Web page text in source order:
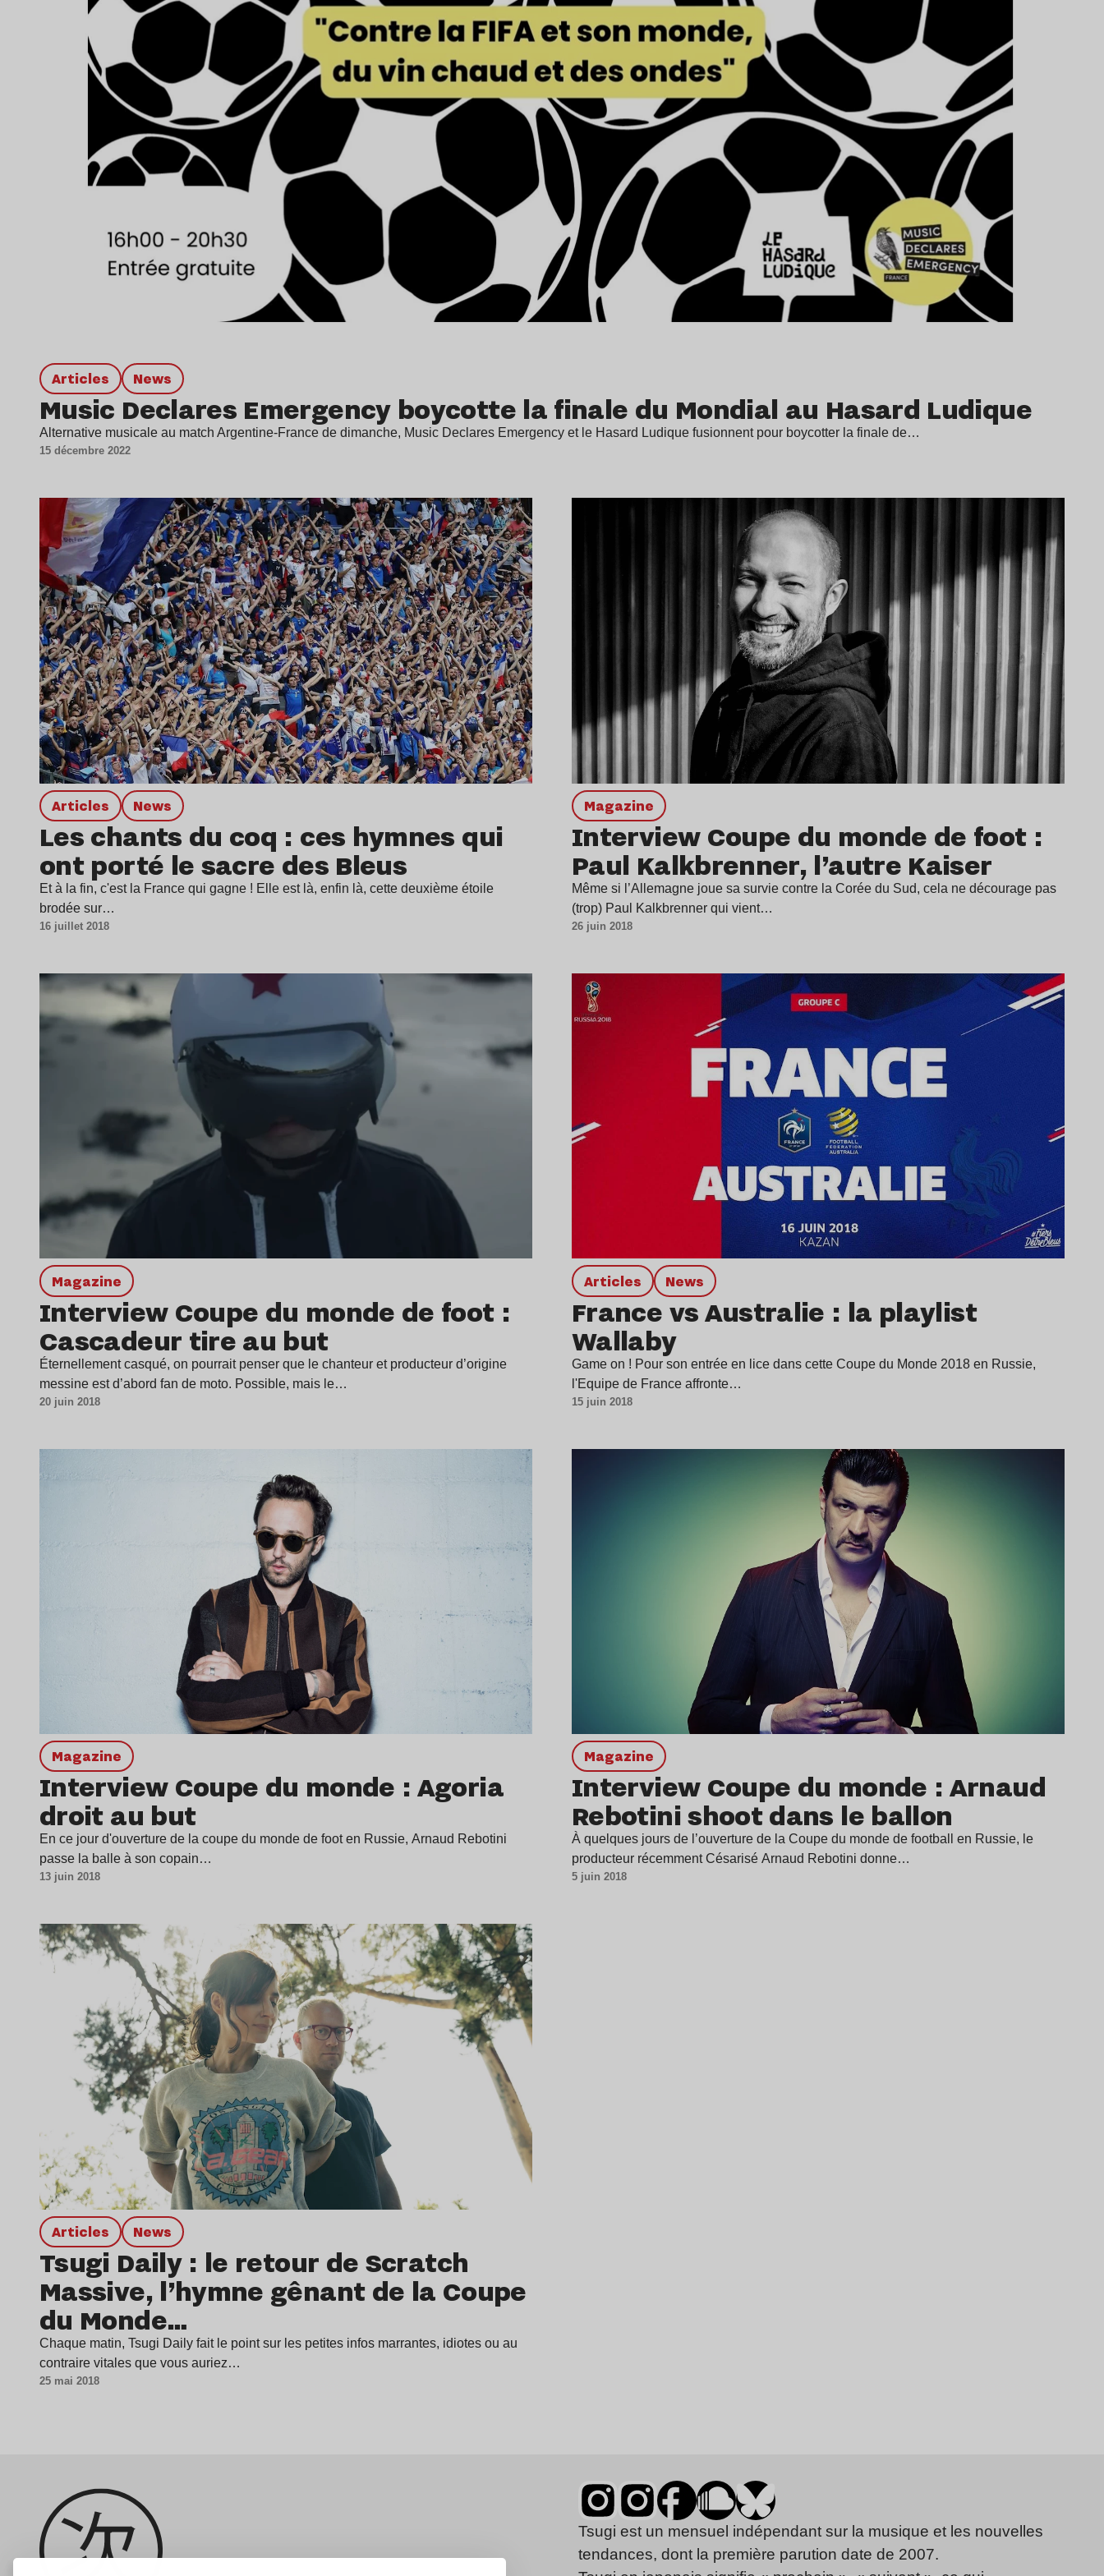
Articles news
Music Declares Emergency boycotte la finale du Mondial au Hasard Ludique
Alternative musicale au match Argentine-France de dimanche, Music Declares Emergency et le Hasard Ludique fusionnent pour boycotter la finale de…
15 décembre 2022
Articles news
Les chants du coq : ces hymnes qui
ont porté le sacre des Bleus
Et à la fin, c'est la France qui gagne ! Elle est là, enfin là, cette deuxième étoile
brodée sur…
16 juillet 2018
magazine
Interview Coupe du monde de foot :
Paul Kalkbrenner, l’autre Kaiser
Même si l’Allemagne joue sa survie contre la Corée du Sud, cela ne décourage pas
(trop) Paul Kalkbrenner qui vient…
26 juin 2018
magazine
Interview Coupe du monde de foot :
Cascadeur tire au but
Éternellement casqué, on pourrait penser que le chanteur et producteur d’origine
messine est d’abord fan de moto. Possible, mais le…
20 juin 2018
Articles news
France vs Australie : la playlist
Wallaby
Game on ! Pour son entrée en lice dans cette Coupe du Monde 2018 en Russie,
l'Equipe de France affronte…
15 juin 2018
magazine
Interview Coupe du monde : Agoria
droit au but
En ce jour d'ouverture de la coupe du monde de foot en Russie, Arnaud Rebotini
passe la balle à son copain…
13 juin 2018
magazine
Interview Coupe du monde : Arnaud
Rebotini shoot dans le ballon
À quelques jours de l’ouverture de la Coupe du monde de football en Russie, le
producteur récemment Césarisé Arnaud Rebotini donne…
5 juin 2018
Articles news
Tsugi Daily : le retour de Scratch
Massive, l’hymne gênant de la Coupe
du Monde…
Chaque matin, Tsugi Daily fait le point sur les petites infos marrantes, idiotes ou au
contraire vitales que vous auriez…
25 mai 2018
Tsugi est un mensuel indépendant sur la musique et les nouvelles
tendances, dont la première parution date de 2007.